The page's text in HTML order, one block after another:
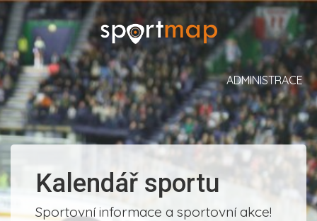
ADMINISTRACE
Kalendář sportu
Sportovní informace a sportovní akce!